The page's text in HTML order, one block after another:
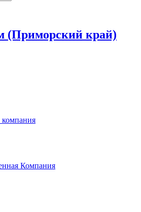
(Приморский край)
компания
Компания